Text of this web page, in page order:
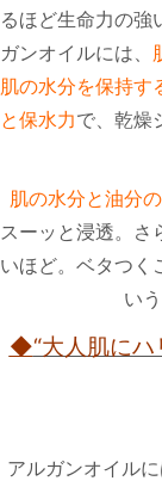
るほど生命力の強
ガンオイルには、
肌の水分を保持す
と保水力で、乾燥
肌の水分と油分
スーッと浸透。さ
いほど。ベタつく
い
◆“大人肌に
アルガンオイルに